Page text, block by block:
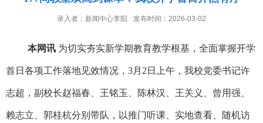
录入者：新闻中心李阳 发布时间：2026-03-02
本网讯 为切实夯实新学期教育教学根基，全面掌握开学
首日各项工作落地见效情况， 3月2日上午，我校党委书记许
志超，副校长赵福春、王铭玉、陈林汉、王关义、曾用强、
赖志立、郭桂杭分别带队，以推门听课、实地查看、随机访